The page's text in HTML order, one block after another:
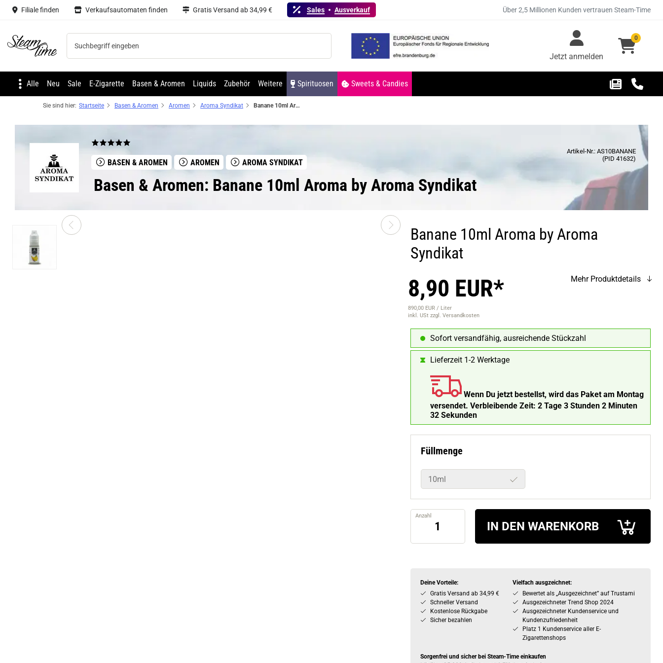
Filiale finden Verkaufsautomaten finden Gratis Versand ab 34,99 € Sales Ausverkauf Über 2,5 Millionen Kunden vertrauen Steam-Time
Steam time Jetzt anmelden
0
Alle Neu Sale E-Zigarette Basen & Aromen Liquids Zubehör Weitere Spirituosen Sweets & Candies
Sie sind hier: Startseite Basen & Aromen Aromen Aroma Syndikat Banane 10ml Aroma by Aroma Syndikat
BASEN & AROMEN AROMEN AROMA SYNDIKAT
Artikel-Nr.: AS10BANANE
(PID 41632)
Basen & Aromen: Banane 10ml Aroma by Aroma Syndikat
Banane 10ml Aroma by Aroma
Syndikat
8,90 EUR*
890,00 EUR / Liter
inkl. USt zzgl. Versandkosten
Mehr Produktdetails
Sofort versandfähig, ausreichende Stückzahl
Lieferzeit 1-2 Werktage
Wenn Du jetzt bestellst, wird das Paket am Montag
versendet. Verbleibende Zeit: 2 Tage 3 Stunden 2 Minuten
31 Sekunden
Füllmenge
10ml
Anzahl
IN DEN WARENKORB
Deine Vorteile:
Gratis Versand ab 34,99 €
Schneller Versand
Kostenlose Rückgabe
Sicher bezahlen
Vielfach ausgzeichnet:
Bewertet als „Ausgezeichnet” auf Trustami
Ausgezeichneter Trend Shop 2024
Ausgezeichneter Kundenservice und
Kundenzufriedenheit
Platz 1 Kundenservice aller E-
Zigarettenshops
Sorgenfrei und sicher bei Steam-Time einkaufen